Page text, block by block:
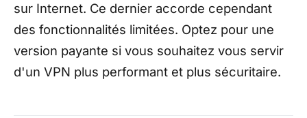
sur Internet. Ce dernier accorde cependant
des fonctionnalités limitées. Optez pour une
version payante si vous souhaitez vous servir
d'un VPN plus performant et plus sécuritaire.